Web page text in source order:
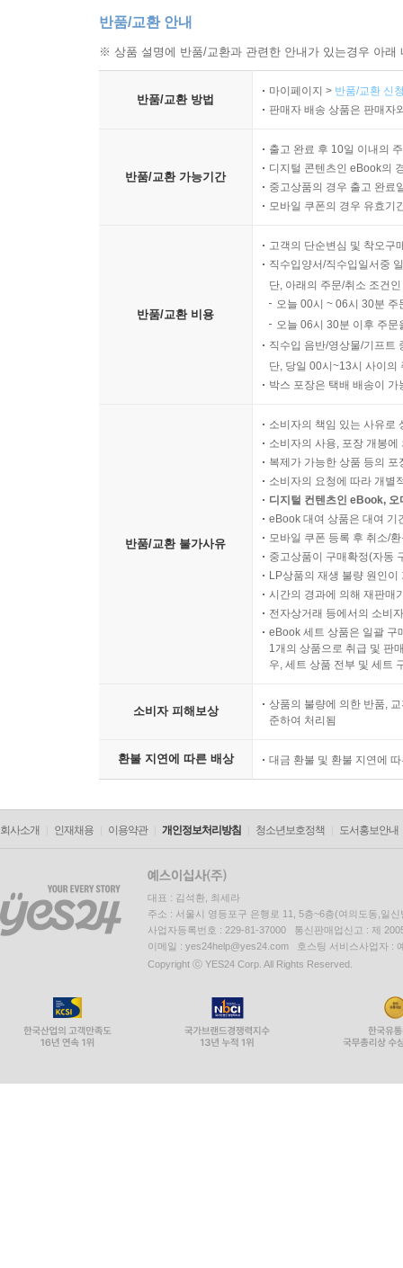
반품/교환 안내
※ 상품 설명에 반품/교환과 관련한 안내가 있는경우 아
반품/교환 방법
마이페이지 > 반품/교환 신
판매자 배송 상품은 판매자
반품/교환 가능기간
출고 완료 후 10일 이내의
디지털 콘텐츠인 eBook의
중고상품의 경우 출고 완료
모바일 쿠폰의 경우 유효기
반품/교환 비용
고객의 단순변심 및 착오구
직수입양서/직수입일서중
단, 아래의 주문/취소 조건
오늘 00시 ~ 06시 30분
오늘 06시 30분 이후 주
직수입 음반/영상물/기프트
단, 당일 00시~13시 사이의
박스 포장은 택배 배송이
반품/교환 불가사유
소비자의 책임 있는 사유로
소비자의 사용, 포장 개봉
복제가 가능한 상품 등의
소비자의 요청에 따라 개별
디지털 컨텐츠인 eBook,
eBook 대여 상품은 대여 기
모바일 쿠폰 등록 후 취소/
중고상품이 구매확정(자동
LP상품의 재생 불량 원인
시간의 경과에 의해 재판매
전자상거래 등에서의 소비
eBook 세트 상품은 일괄 구
1개의 상품으로 취급 및 판
우, 세트 상품 전부 및 세트
소비자 피해보상
상품의 불량에 의한 반품,
준하여 처리됨
환불 지연에 따른 배상 대금 환불 및 환불 지연에
회사소개 인재채용 이용약관 개인정보처리방침 청소년보호정책 도서홍보안내
대표 : 김석환, 최세라
주소 : 서울시 영등포구 은행로 11, 5층~6층(여의도동,일신
사업자등록번호 : 229-81-37000 통신판매업신고 : 제
이메일 : yes24help@yes24.com 호스팅 서비스사업자 :
Copyright ⓒ YES24 Corp. All Rights Reserved.